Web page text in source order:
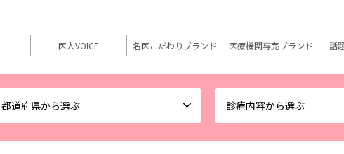
都道府県から選ぶ 診療内容から選ぶ
医人VOICE 名医こだわりブランド 医療機関専売ブランド 話